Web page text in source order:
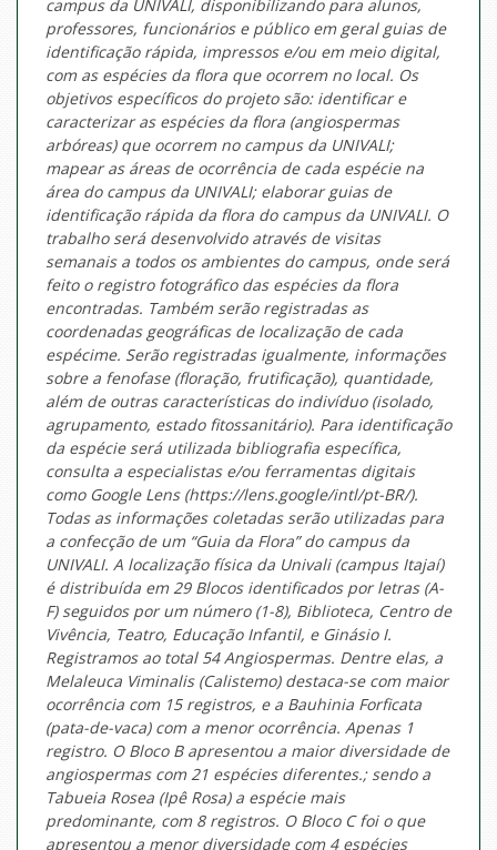
campus da UNIVALI, disponibilizando para alunos,
professores, funcionários e público em geral guias de
identificação rápida, impressos e/ou em meio digital,
com as espécies da flora que ocorrem no local. Os
objetivos específicos do projeto são: identificar e
caracterizar as espécies da flora (angiospermas
arbóreas) que ocorrem no campus da UNIVALI;
mapear as áreas de ocorrência de cada espécie na
área do campus da UNIVALI; elaborar guias de
identificação rápida da flora do campus da UNIVALI. O
trabalho será desenvolvido através de visitas
semanais a todos os ambientes do campus, onde será
feito o registro fotográfico das espécies da flora
encontradas. Também serão registradas as
coordenadas geográficas de localização de cada
espécime. Serão registradas igualmente, informações
sobre a fenofase (floração, frutificação), quantidade,
além de outras características do indivíduo (isolado,
agrupamento, estado fitossanitário). Para identificação
da espécie será utilizada bibliografia específica,
consulta a especialistas e/ou ferramentas digitais
como Google Lens (https://lens.google/intl/pt-BR/).
Todas as informações coletadas serão utilizadas para
a confecção de um “Guia da Flora” do campus da
UNIVALI. A localização física da Univali (campus Itajaí)
é distribuída em 29 Blocos identificados por letras (A-
F) seguidos por um número (1-8), Biblioteca, Centro de
Vivência, Teatro, Educação Infantil, e Ginásio I.
Registramos ao total 54 Angiospermas. Dentre elas, a
Melaleuca Viminalis (Calistemo) destaca-se com maior
ocorrência com 15 registros, e a Bauhinia Forficata
(pata-de-vaca) com a menor ocorrência. Apenas 1
registro. O Bloco B apresentou a maior diversidade de
angiospermas com 21 espécies diferentes.; sendo a
Tabueia Rosea (Ipê Rosa) a espécie mais
predominante, com 8 registros. O Bloco C foi o que
apresentou a menor diversidade com 4 espécies